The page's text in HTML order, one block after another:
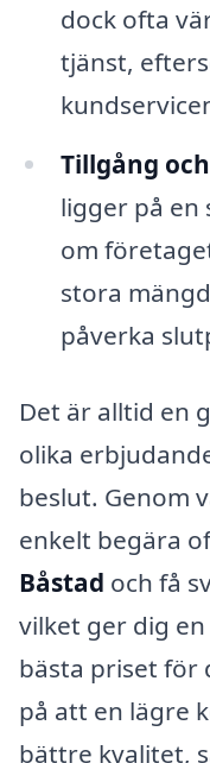
dock ofta
tjänst,
Tillgång
ligger på en
om
stora
påverka
Det är alltid en
olika
beslut. Genom
enkelt begära
Båstad och få
vilket ger dig
bästa priset för
på att en lägre
bättre kvalitet,